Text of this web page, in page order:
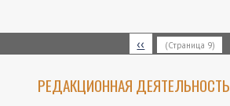
страниц
Предыдущая
страница
‹‹ (Страница 9)
РЕДАКЦИОННАЯ ДЕЯТЕЛЬНОСТЬ